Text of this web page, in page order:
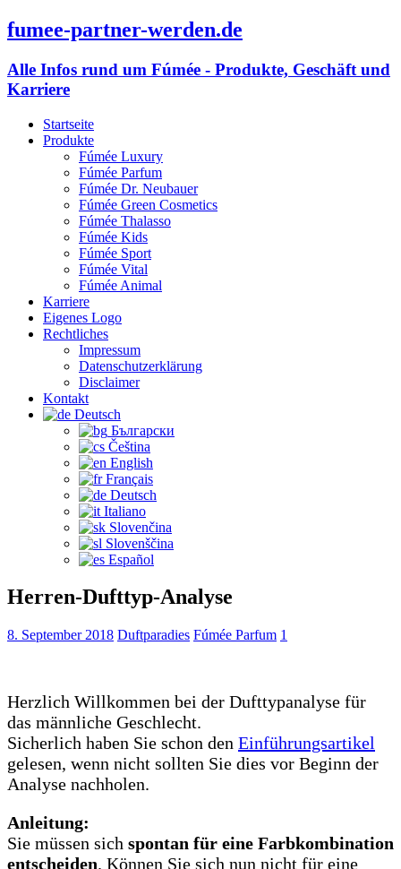
fumee-partner-werden.de
Alle Infos rund um Fúmée - Produkte, Geschäft und
Karriere
Startseite
Produkte
Fúmée Luxury
Fúmée Parfum
Fúmée Dr. Neubauer
Fúmée Green Cosmetics
Fúmée Thalasso
Fúmée Kids
Fúmée Sport
Fúmée Vital
Fúmée Animal
Karriere
Eigenes Logo
Rechtliches
Impressum
Datenschutzerklärung
Disclaimer
Kontakt
Deutsch
Български
Čeština‎
English
Français
Deutsch
Italiano
Slovenčina
Slovenščina
Español
Herren-Dufttyp-Analyse
8. September 2018 Duftparadies Fúmée Parfum 1
Herzlich Willkommen bei der Dufttypanalyse für
das männliche Geschlecht.
Sicherlich haben Sie schon den Einführungsartikel
gelesen, wenn nicht sollten Sie dies vor Beginn der
Analyse nachholen.
Anleitung:
Sie müssen sich spontan für eine Farbkombination
entscheiden. Können Sie sich nun nicht für eine